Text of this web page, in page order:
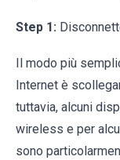
Step 1:
Il modo più
Internet è
tuttavia, alcuni
wireless e per
sono